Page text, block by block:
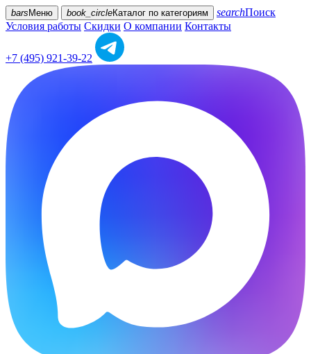
bars Меню book_circleКаталог по категориям searchПоиск
Условия работы Скидки О компании Контакты
+7 (495) 921-39-22